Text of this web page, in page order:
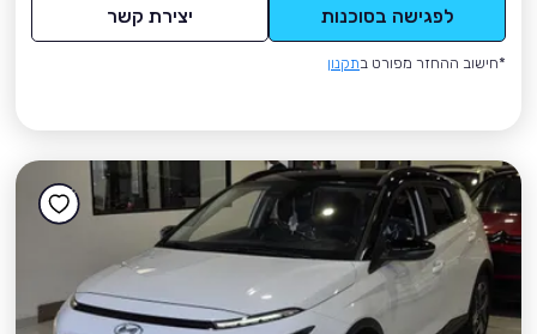
לפגישה בסוכנות יצירת קשר
*חישוב ההחזר מפורט בתקנון